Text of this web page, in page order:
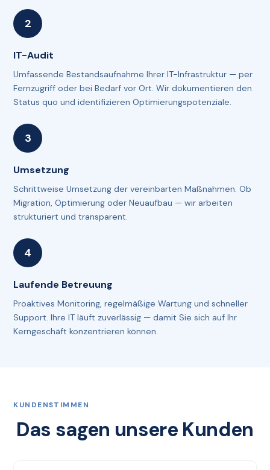
IT-Audit
Umfassende Bestandsaufnahme Ihrer IT-Infrastruktur — per
Fernzugriff oder bei Bedarf vor Ort. Wir dokumentieren den
Status quo und identifizieren Optimierungspotenziale.
Umsetzung
Schrittweise Umsetzung der vereinbarten Maßnahmen. Ob
Migration, Optimierung oder Neuaufbau — wir arbeiten
strukturiert und transparent.
Laufende Betreuung
Proaktives Monitoring, regelmäßige Wartung und schneller
Support. Ihre IT läuft zuverlässig — damit Sie sich auf Ihr
Kerngeschäft konzentrieren können.
KUNDENSTIMMEN
Das sagen unsere Kunden